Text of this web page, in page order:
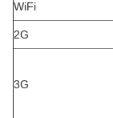
WiFi
2G
3G